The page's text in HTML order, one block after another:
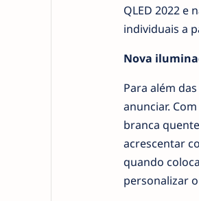
QLED 2022 e
individuais a
Nova
Para além
anunciar.
branca
acrescentar
quando
personalizar